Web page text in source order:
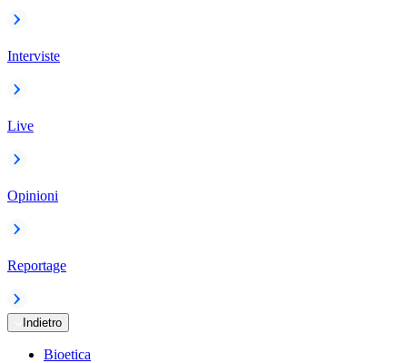
Interviste
Live
Opinioni
Reportage
Indietro
Bioetica